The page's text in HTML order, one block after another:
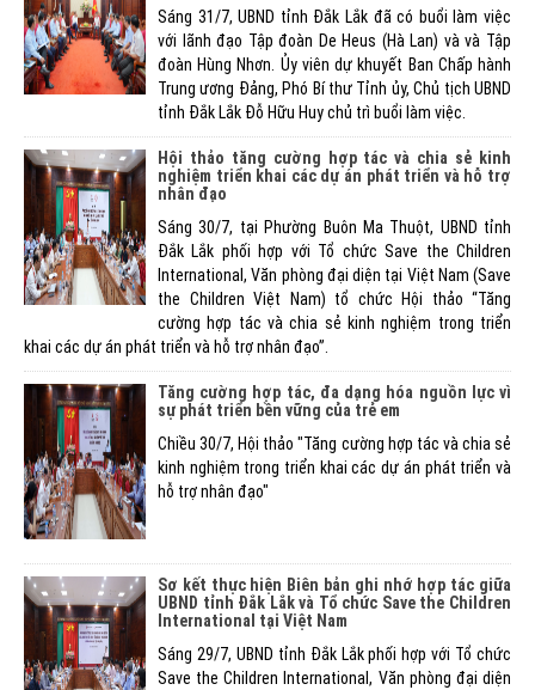
Sáng 31/7, UBND tỉnh Đắk Lắk đã có buổi làm việc
với lãnh đạo Tập đoàn De Heus (Hà Lan) và và Tập
đoàn Hùng Nhơn. Ủy viên dự khuyết Ban Chấp hành
Trung ương Đảng, Phó Bí thư Tỉnh ủy, Chủ tịch UBND
tỉnh Đắk Lắk Đỗ Hữu Huy chủ trì buổi làm việc.
Hội thảo tăng cường hợp tác và chia sẻ kinh
nghiệm triển khai các dự án phát triển và hỗ trợ
nhân đạo
Sáng 30/7, tại Phường Buôn Ma Thuột, UBND tỉnh
Đắk Lắk phối hợp với Tổ chức Save the Children
International, Văn phòng đại diện tại Việt Nam (Save
the Children Việt Nam) tổ chức Hội thảo “Tăng
cường hợp tác và chia sẻ kinh nghiệm trong triển
khai các dự án phát triển và hỗ trợ nhân đạo”.
Tăng cường hợp tác, đa dạng hóa nguồn lực vì
sự phát triển bền vững của trẻ em
Chiều 30/7, Hội thảo "Tăng cường hợp tác và chia sẻ
kinh nghiệm trong triển khai các dự án phát triển và
hỗ trợ nhân đạo"
Sơ kết thực hiện Biên bản ghi nhớ hợp tác giữa
UBND tỉnh Đắk Lắk và Tổ chức Save the Children
International tại Việt Nam
Sáng 29/7, UBND tỉnh Đắk Lắk phối hợp với Tổ chức
Save the Children International, Văn phòng đại diện